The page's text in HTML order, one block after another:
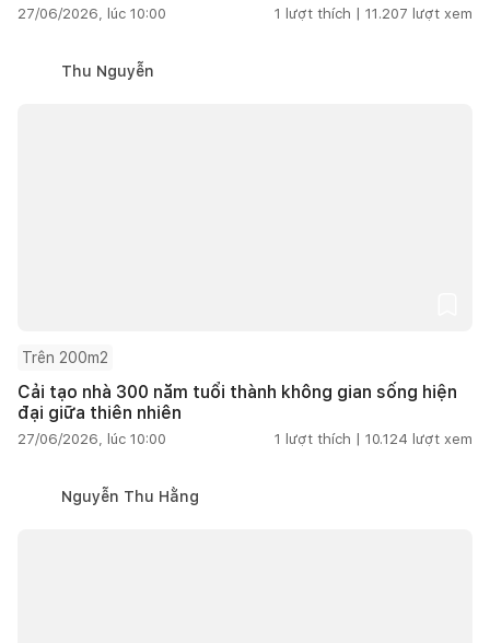
27/06/2026, lúc 10:00 1 lượt thích | 11.207 lượt xem
Thu Nguyễn
Trên 200m2
Cải tạo nhà 300 năm tuổi thành không gian sống hiện
đại giữa thiên nhiên
27/06/2026, lúc 10:00 1 lượt thích | 10.124 lượt xem
Nguyễn Thu Hằng